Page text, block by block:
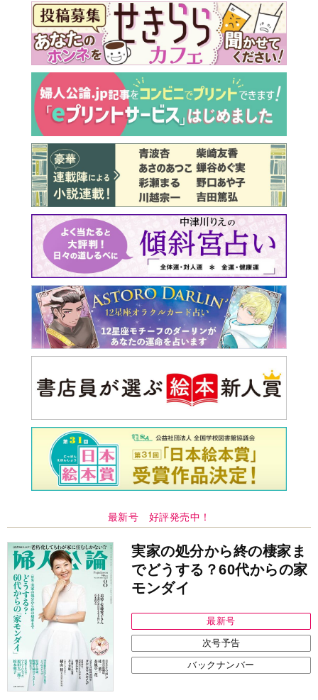
最新号 好評発売中！
実家の処分から終の棲家ま
でどうする？60代からの家
モンダイ
最新号
次号予告
バックナンバー